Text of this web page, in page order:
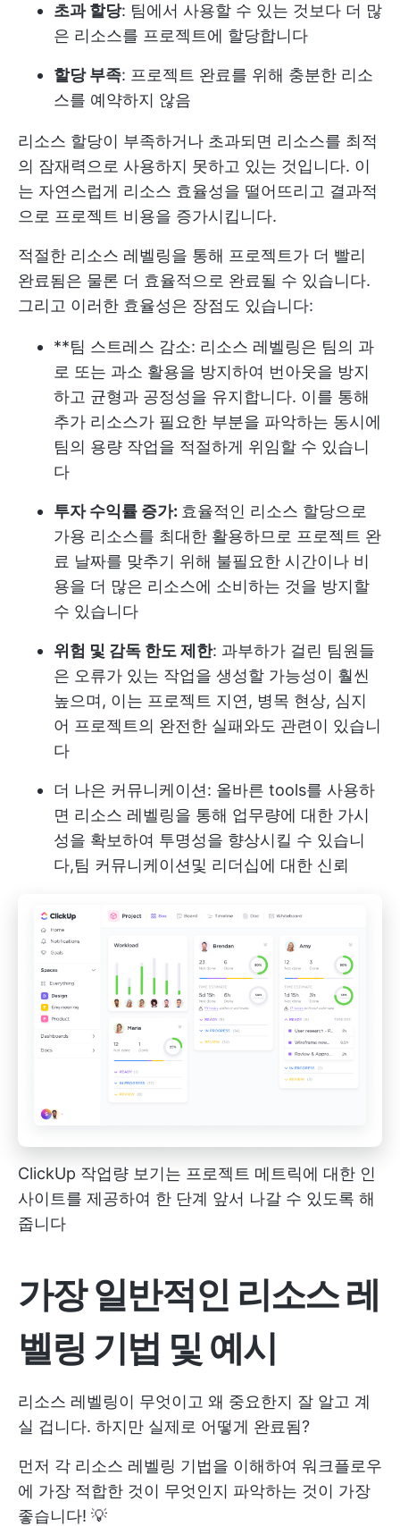
초과 할당: 팀에서 사용할 수 있는 것보다 더 많
은 리소스를 프로젝트에 할당합니다
할당 부족: 프로젝트 완료를 위해 충분한 리소
스를 예약하지 않음
리소스 할당이 부족하거나 초과되면 리소스를 최적
의 잠재력으로 사용하지 못하고 있는 것입니다. 이
는 자연스럽게 리소스 효율성을 떨어뜨리고 결과적
으로 프로젝트 비용을 증가시킵니다.
적절한 리소스 레벨링을 통해 프로젝트가 더 빨리
완료됨은 물론 더 효율적으로 완료될 수 있습니다.
그리고 이러한 효율성은 장점도 있습니다:
**팀 스트레스 감소: 리소스 레벨링은 팀의 과
로 또는 과소 활용을 방지하여 번아웃을 방지
하고 균형과 공정성을 유지합니다. 이를 통해
추가 리소스가 필요한 부분을 파악하는 동시에
팀의 용량 작업을 적절하게 위임할 수 있습니
다
투자 수익률 증가: 효율적인 리소스 할당으로
가용 리소스를 최대한 활용하므로 프로젝트 완
료 날짜를 맞추기 위해 불필요한 시간이나 비
용을 더 많은 리소스에 소비하는 것을 방지할
수 있습니다
위험 및 감독 한도 제한: 과부하가 걸린 팀원들
은 오류가 있는 작업을 생성할 가능성이 훨씬
높으며, 이는 프로젝트 지연, 병목 현상, 심지
어 프로젝트의 완전한 실패와도 관련이 있습니
다
더 나은 커뮤니케이션: 올바른 tools를 사용하
면 리소스 레벨링을 통해 업무량에 대한 가시
성을 확보하여 투명성을 향상시킬 수 있습니
다,팀 커뮤니케이션및 리더십에 대한 신뢰
ClickUp 작업량 보기는 프로젝트 메트릭에 대한 인
사이트를 제공하여 한 단계 앞서 나갈 수 있도록 해
줍니다
가장 일반적인 리소스 레
벨링 기법 및 예시
리소스 레벨링이 무엇이고 왜 중요한지 잘 알고 계
실 겁니다. 하지만 실제로 어떻게 완료됨?
먼저 각 리소스 레벨링 기법을 이해하여 워크플로우
에 가장 적합한 것이 무엇인지 파악하는 것이 가장
좋습니다! 💡